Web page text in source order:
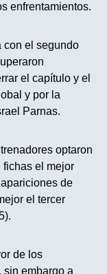
enfrentamientos.
con el segundo
el capítulo y el
y por la
Parnas.
optaron
fichas el mejor
de
el tercer
de los
sin embargo a